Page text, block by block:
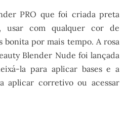
PRO que foi criada preta
usar com qualquer cor de
por mais tempo. A rosa
Blender Nude foi lançada
la para aplicar bases e a
aplicar corretivo ou acessar